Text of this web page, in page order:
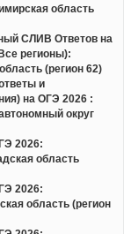
область
СЛИВ Ответов на
регионы):
(регион 62)
и
на ОГЭ 2026 :
округ
2026:
область
2026:
область (регион